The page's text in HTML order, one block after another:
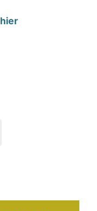
hier